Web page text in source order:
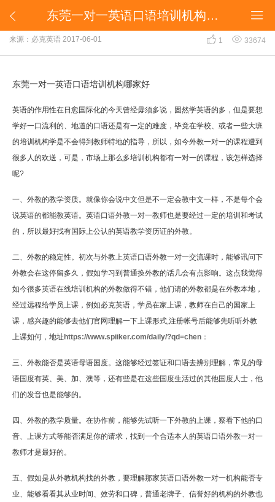
 
东莞一对一英语口语培训机构哪家好
东莞一对一英语口语培训机构哪家好
来源：必克英语 2017-06-01  1  33674
东莞一对一英语口语培训机构哪家好
英语的作用性在日愈国际化的今天曾经毋须多说，固然学英语的多，但是要想
学好一口流利的、地道的口语还是有一定的难度，毕竟在学校、或者一些大班
的培训机构学是不会得到教师特地的指导，所以，如今外教一对一的课程遭到
很多人的欢送，可是，市场上那么多培训机构都有一对一的课程，该怎样选择
呢?
一、外教的教学资质。就像你会说中文但是不一定会教中文一样，不是每个会
说英语的都能教英语。英语口语外教一对一教师也是要经过一定的培训和考试
的，所以最好找有国际上公认的英语教学资历证的外教。
二、外教的稳定性。初次与外教上英语口语外教一对一交流课时，能够讯问下
外教会在这停留多久，假如学习到普通换外教的话几会有点影响。这点我觉得
如今很多英语在线培训机构的外教做得不错，他们请的外教都是在外教本地，
经过远程给学员上课，例如必克英语，学员在家上课，教师在自己的国家上
课，感兴趣的能够去他们官网理解一下上课形式,注册帐号后能够先听听外教
上课如何，地址 https://www.spiiker.com/daily/?qd=chen ：
三、外教能否是英语母语国度。这能够经过签证和口语去辨别理解，常见的母
语国度有英、美、加、澳等，还有些是在这些国度生活过的其他国度人士，他
们的发音也是能够的。
四、外教的教学质量。在协作前，能够先试听一下外教的上课，察看下他的口
音、上课方式等能否满足你的请求，找到一个合适本人的英语口语外教一对一
教师才是最好的。
五、假如是从外教机构找的外教，要理解那家英语口语外教一对一机构能否专
业、能够看看其从业时间、效劳和口碑，普通老牌子、信誉好的机构的外教也